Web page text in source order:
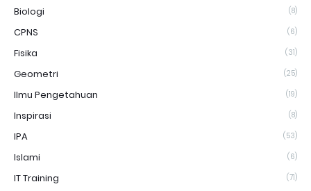
Biologi (8)
CPNS (6)
Fisika (31)
Geometri (25)
Ilmu Pengetahuan (19)
Inspirasi (8)
IPA (53)
Islami (6)
IT Training (71)